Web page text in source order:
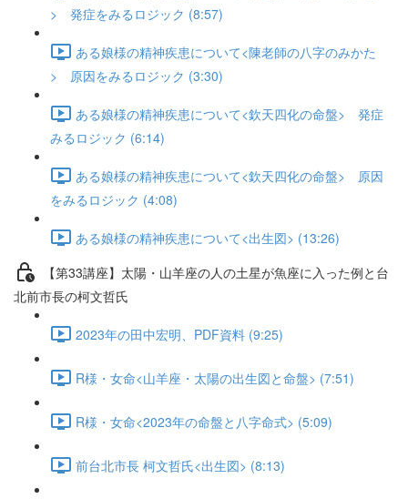
> 発症をみるロジック (8:57)
ある娘様の精神疾患について<陳老師の八字のみかた
> 原因をみるロジック (3:30)
ある娘様の精神疾患について<欽天四化の命盤> 発症
みるロジック (6:14)
ある娘様の精神疾患について<欽天四化の命盤> 原因
をみるロジック (4:08)
ある娘様の精神疾患について<出生図> (13:26)
【第33講座】太陽・山羊座の人の土星が魚座に入った例と台
北前市長の柯文哲氏
2023年の田中宏明、PDF資料 (9:25)
R様・女命<山羊座・太陽の出生図と命盤> (7:51)
R様・女命<2023年の命盤と八字命式> (5:09)
前台北市長 柯文哲氏<出生図> (8:13)